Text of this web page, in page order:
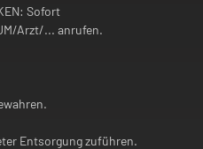
Sofort
Arzt/... anrufen.
Entsorgung zuführen.